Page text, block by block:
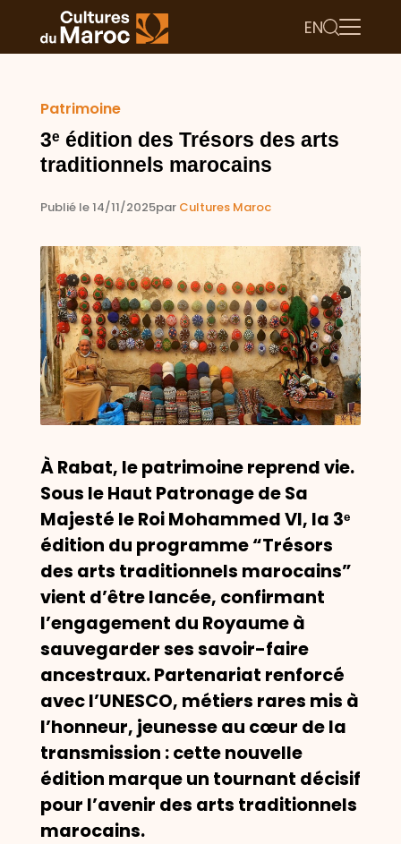
EN
Patrimoine
3ᵉ édition des Trésors des arts
traditionnels marocains
Publié le 14/11/2025par Cultures Maroc
À Rabat, le patrimoine reprend vie.
Sous le Haut Patronage de Sa
Majesté le Roi Mohammed VI, la 3ᵉ
édition du programme “Trésors
des arts traditionnels marocains”
vient d’être lancée, confirmant
l’engagement du Royaume à
sauvegarder ses savoir-faire
ancestraux. Partenariat renforcé
avec l’UNESCO, métiers rares mis à
l’honneur, jeunesse au cœur de la
transmission : cette nouvelle
édition marque un tournant décisif
pour l’avenir des arts traditionnels
marocains.